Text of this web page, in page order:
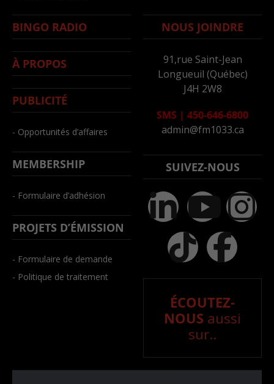
BINGO RADIO
À PROPOS
PUBLICITÉ
- Opportunités d’affaires
MEMBERSHIP
- Formulaire d’adhésion
PROJETS D’ÉMISSION
- Formulaire de demande
- Politique de traitement
NOUS JOINDRE
91,rue Saint-Jean
Longueuil (Québec)
J4H 2W8
SMS | 450-646-6800
admin@fm1033.ca
SUIVEZ-NOUS
ÉCOUTEZ-
NOUS aussi
sur..